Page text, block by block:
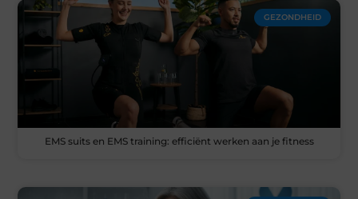
GEZONDHEID
EMS suits en EMS training: efficiënt werken aan je fitness